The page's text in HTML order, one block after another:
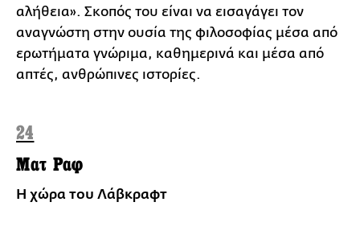
αλήθεια». Σκοπός του είναι να εισαγάγει τον
αναγνώστη στην ουσία της φιλοσοφίας μέσα από
ερωτήματα γνώριμα, καθημερινά και μέσα από
απτές, ανθρώπινες ιστορίες.
24
Ματ Ραφ
Η χώρα του Λάβκραφτ